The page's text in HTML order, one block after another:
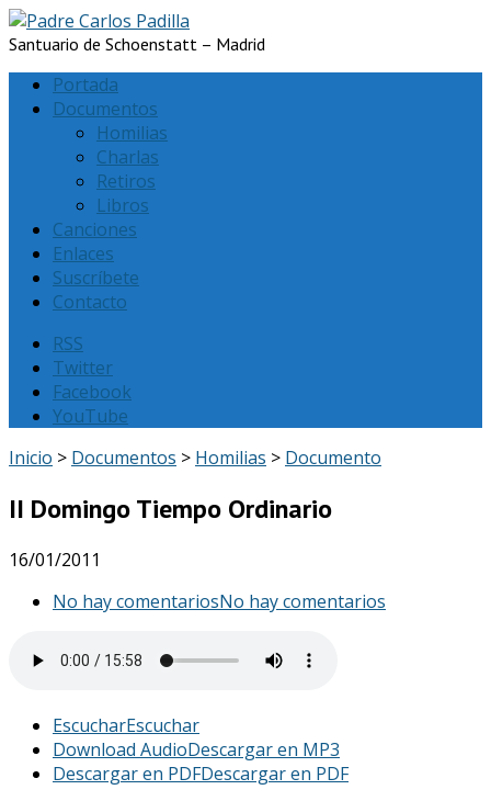
Santuario de Schoenstatt – Madrid
Portada
Documentos
Homilias
Charlas
Retiros
Libros
Canciones
Enlaces
Suscríbete
Contacto
RSS
Twitter
Facebook
YouTube
Inicio > Documentos > Homilias > Documento
II Domingo Tiempo Ordinario
16/01/2011
No hay comentariosNo hay comentarios
EscucharEscuchar
Download AudioDescargar en MP3
Descargar en PDFDescargar en PDF